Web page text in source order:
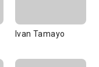
Ivan Tamayo